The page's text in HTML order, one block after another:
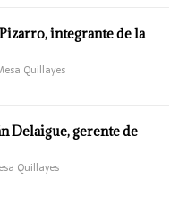
integrante de la
Quillayes
Delaigue, gerente de
Quillayes